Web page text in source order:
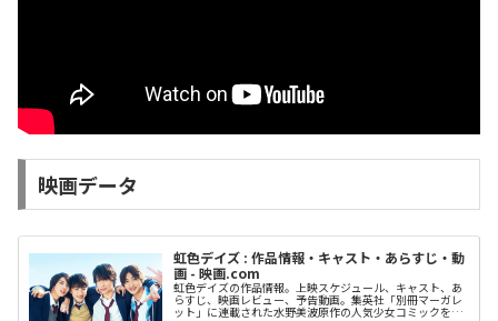
映画データ
虹色デイズ : 作品情報・キャスト・あらすじ・動
画 - 映画.com
虹色デイズの作品情報。上映スケジュール、キャスト、あ
らすじ、映画レビュー、予告動画。集英社「別冊マーガレ
ット」に連載された水野美波原作の人気少女コミックを実